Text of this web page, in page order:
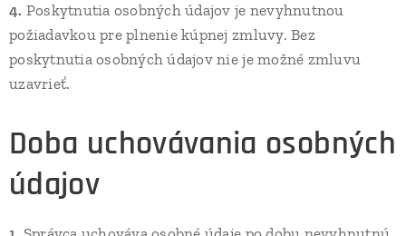
4. Poskytnutia osobných údajov je nevyhnutnou
požiadavkou pre plnenie kúpnej zmluvy. Bez
poskytnutia osobných údajov nie je možné zmluvu
uzavrieť.
Doba uchovávania osobných
údajov